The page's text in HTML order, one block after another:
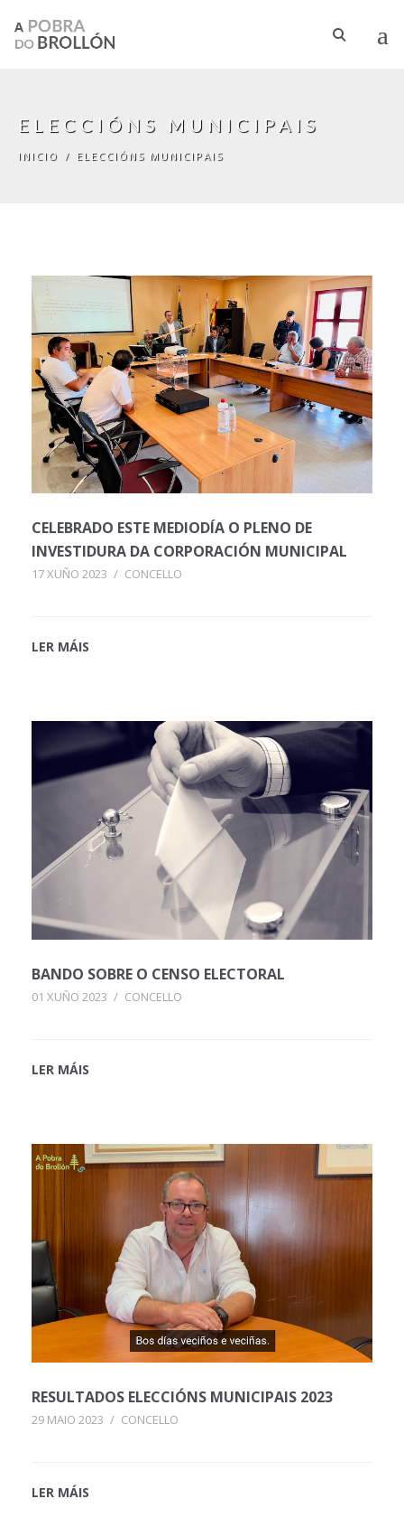
ELECCIÓNS MUNICIPAIS
INICIO / ELECCIÓNS MUNICIPAIS
CELEBRADO ESTE MEDIODÍA O PLENO DE
INVESTIDURA DA CORPORACIÓN MUNICIPAL
17 XUÑO 2023 / CONCELLO
LER MÁIS
BANDO SOBRE O CENSO ELECTORAL
01 XUÑO 2023 / CONCELLO
LER MÁIS
RESULTADOS ELECCIÓNS MUNICIPAIS 2023
29 MAIO 2023 / CONCELLO
LER MÁIS